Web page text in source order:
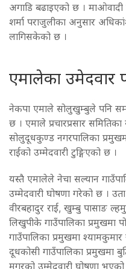
अगाडि बढाइएको छ ।
शर्मा पराजुलीका अनुसार
लागिसकेको छ ।
एमालेका उमेदवार
नेकपा एमाले सोलुखुम्बुले पनि
छ । एमाले प्रचारप्रसार
सोलुदूधकुण्ड नगरपालिका
राईको उम्मेदवारी टुङ्गिएको छ ।
यस्तै एमालेले नेचा सल्यान
उम्मेदवारी घोषणा गरेको छ ।
वीरबहादुर राई, खुम्बु पासाङ ल्हमु
लिखुपीके गाउँपालिका प्रमुखमा
गाउँपालिका प्रमुखमा
दूधकोसी गाउँपालिका प्रमुखमा
मगरको उम्मेदवारी घोषणा